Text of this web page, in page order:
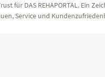
für DAS REHAPORTAL. Ein
Service und